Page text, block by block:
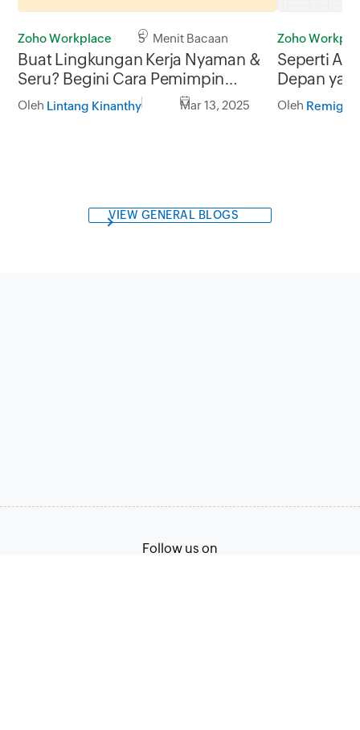
Zoho Workplace 5 Menit Bacaan
Buat Lingkungan Kerja Nyaman &
Seru? Begini Cara Pemimpin
Melakukannya!
Oleh Lintang Kinanthy Mar 13, 2025
Zoho
Seperti
Depan
Oleh
VIEW GENERAL BLOGS
Follow us on